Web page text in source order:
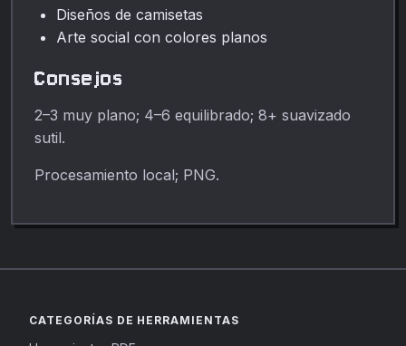
Diseños de camisetas
Arte social con colores planos
Consejos
2–3 muy plano; 4–6 equilibrado; 8+ suavizado
sutil.
Procesamiento local; PNG.
CATEGORÍAS DE HERRAMIENTAS